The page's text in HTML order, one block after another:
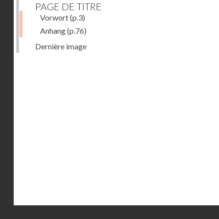
PAGE DE TITRE
Vorwort(p.3)
Anhang(p.76)
Dernière image